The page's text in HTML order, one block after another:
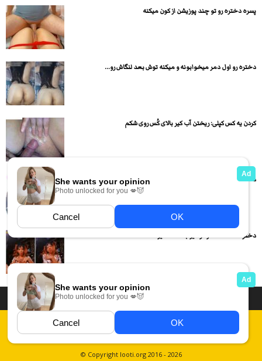
پسره دختره رو تو چند پوزیشن از کون میکنه
دختره رو اول دمر میخوابونه و میکنه توش بعد لنگاش رو...
کردن یه کس کپلی: ریختن آب کیر بالای کُس روی شکم
دختره تو ویدیو مسیج از بدن خوردنی و سکسیش فیلم گرفته
دختره لخت شده و تو لایو با اهنگ میرقصه ...
دسته بندی فیلم های سکسی
داستان سکسی ایرانی
عکس سکسی ایرانی
فیلم های سکسی زهرا قوانین
Report Abuse
© Copyright looti.org 2016 - 2026